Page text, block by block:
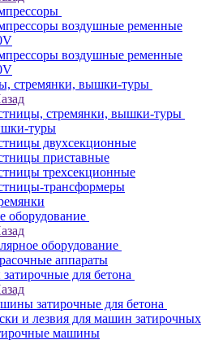
воздушные ременные
воздушные ременные
стремянки, вышки-туры
стремянки, вышки-туры
туры
двухсекционные
приставные
трехсекционные
трансформеры
оборудование
оборудование
аппараты
для бетона
затирочные для бетона
и лезвия для машин затирочных
машины